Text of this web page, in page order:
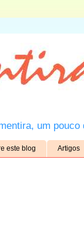
um
este blog Artigos